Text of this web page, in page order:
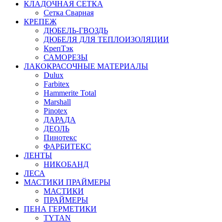
КЛАДОЧНАЯ СЕТКА
Сетка Сварная
КРЕПЕЖ
ДЮБЕЛЬ-ГВОЗДЬ
ДЮБЕЛЯ ДЛЯ ТЕПЛОИЗОЛЯЦИИ
КрепТэк
САМОРЕЗЫ
ЛАКОКРАСОЧНЫЕ МАТЕРИАЛЫ
Dulux
Farbitex
Hammerite Total
Marshall
Pinotex
ДАРАДА
ДЕОЛЬ
Пинотекс
ФАРБИТЕКС
ЛЕНТЫ
НИКОБАНД
ЛЕСА
МАСТИКИ ПРАЙМЕРЫ
МАСТИКИ
ПРАЙМЕРЫ
ПЕНА ГЕРМЕТИКИ
TYTAN